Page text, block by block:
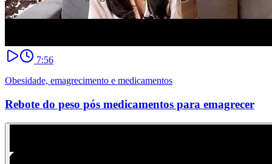
7:56
Obesidade, emagrecimento e medicamentos
Rebote do peso pós medicamentos para emagrecer